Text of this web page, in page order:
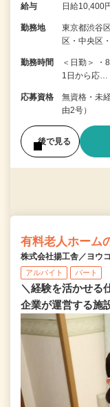
給与 日給10,400
勤務地
東京都渋谷
区・中央区
勤務時間
＜日勤＞
1日から応…
応募資格
無資格・未
由2号）
後で見る
有料老人ホーム
株式会社揚工舎／ヨウ
アルバイト パート
＼経験を活かせる
企業が運営する施